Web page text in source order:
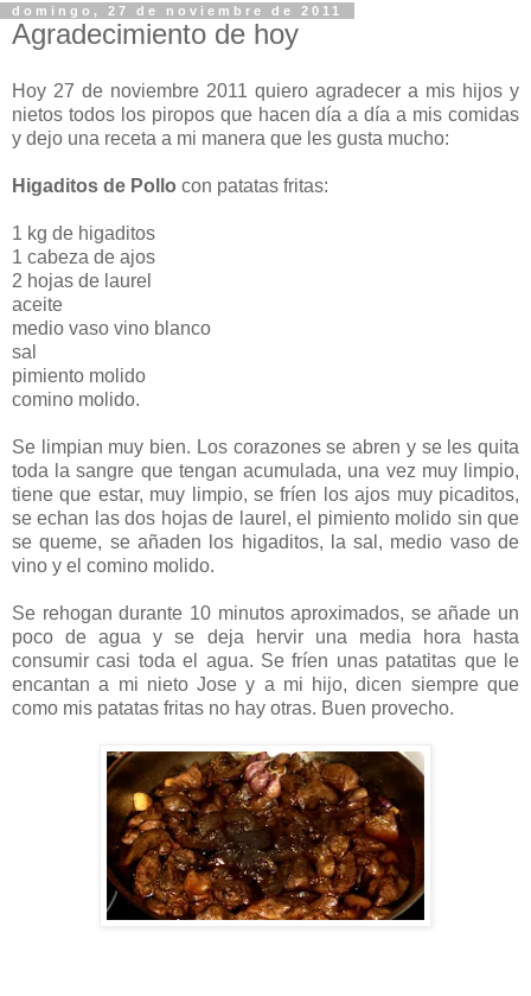
domingo, 27 de noviembre de 2011
Agradecimiento de hoy
Hoy 27 de noviembre 2011 quiero agradecer a mis hijos y
nietos todos los piropos que hacen día a día a mis comidas
y dejo una receta a mi manera que les gusta mucho:
Higaditos de Pollo con patatas fritas:
1 kg de higaditos
1 cabeza de ajos
2 hojas de laurel
aceite
medio vaso vino blanco
sal
pimiento molido
comino molido.
Se limpian muy bien. Los corazones se abren y se les quita
toda la sangre que tengan acumulada, una vez muy limpio,
tiene que estar, muy limpio, se fríen los ajos muy picaditos,
se echan las dos hojas de laurel, el pimiento molido sin que
se queme, se añaden los higaditos, la sal, medio vaso de
vino y el comino molido.
Se rehogan durante 10 minutos aproximados, se añade un
poco de agua y se deja hervir una media hora hasta
consumir casi toda el agua. Se fríen unas patatitas que le
encantan a mi nieto Jose y a mi hijo, dicen siempre que
como mis patatas fritas no hay otras. Buen provecho.